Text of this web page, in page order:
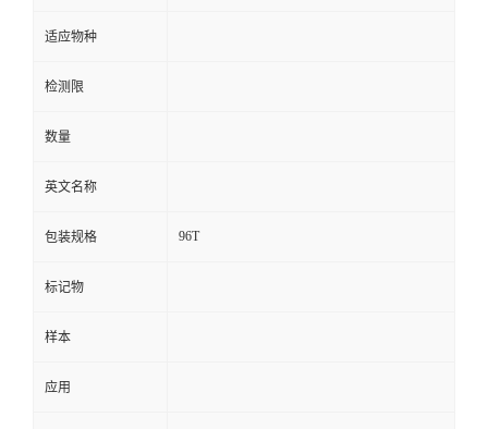
适应物种
检测限
数量
英文名称
包装规格 96T
标记物
样本
应用